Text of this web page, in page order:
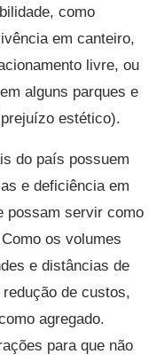
como
em canteiro,
livre, ou
alguns parques e
estético).
do país possuem
e deficiência em
possam servir como
os volumes
e distâncias de
de custos,
agregado.
para que não